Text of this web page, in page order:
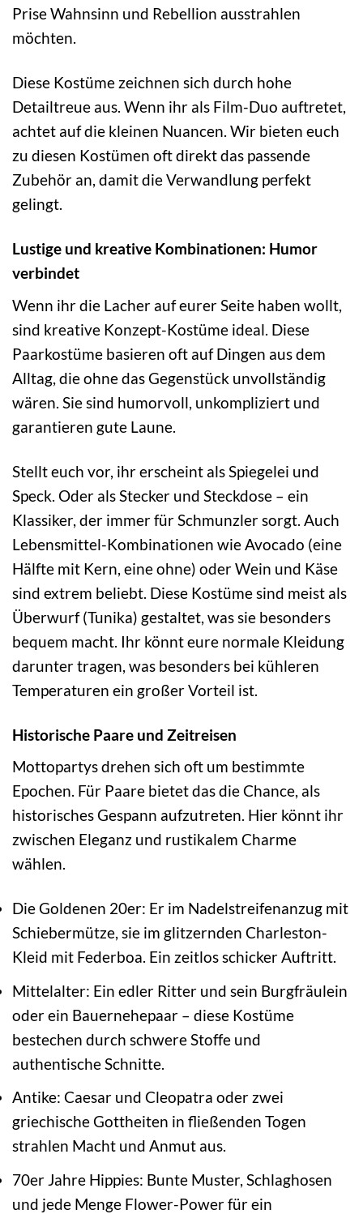
Prise Wahnsinn und Rebellion ausstrahlen
möchten.
Diese Kostüme zeichnen sich durch hohe
Detailtreue aus. Wenn ihr als Film-Duo auftretet,
achtet auf die kleinen Nuancen. Wir bieten euch
zu diesen Kostümen oft direkt das passende
Zubehör an, damit die Verwandlung perfekt
gelingt.
Lustige und kreative Kombinationen: Humor
verbindet
Wenn ihr die Lacher auf eurer Seite haben wollt,
sind kreative Konzept-Kostüme ideal. Diese
Paarkostüme basieren oft auf Dingen aus dem
Alltag, die ohne das Gegenstück unvollständig
wären. Sie sind humorvoll, unkompliziert und
garantieren gute Laune.
Stellt euch vor, ihr erscheint als Spiegelei und
Speck. Oder als Stecker und Steckdose – ein
Klassiker, der immer für Schmunzler sorgt. Auch
Lebensmittel-Kombinationen wie Avocado (eine
Hälfte mit Kern, eine ohne) oder Wein und Käse
sind extrem beliebt. Diese Kostüme sind meist als
Überwurf (Tunika) gestaltet, was sie besonders
bequem macht. Ihr könnt eure normale Kleidung
darunter tragen, was besonders bei kühleren
Temperaturen ein großer Vorteil ist.
Historische Paare und Zeitreisen
Mottopartys drehen sich oft um bestimmte
Epochen. Für Paare bietet das die Chance, als
historisches Gespann aufzutreten. Hier könnt ihr
zwischen Eleganz und rustikalem Charme
wählen.
Die Goldenen 20er: Er im Nadelstreifenanzug mit
Schiebermütze, sie im glitzernden Charleston-
Kleid mit Federboa. Ein zeitlos schicker Auftritt.
Mittelalter: Ein edler Ritter und sein Burgfräulein
oder ein Bauernehepaar – diese Kostüme
bestechen durch schwere Stoffe und
authentische Schnitte.
Antike: Caesar und Cleopatra oder zwei
griechische Gottheiten in fließenden Togen
strahlen Macht und Anmut aus.
70er Jahre Hippies: Bunte Muster, Schlaghosen
und jede Menge Flower-Power für ein